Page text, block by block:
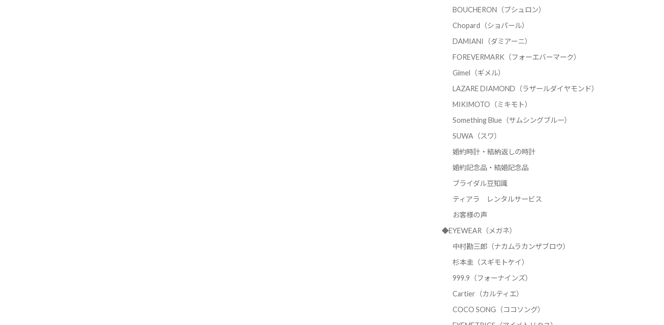
BOUCHERON（ブシュロン）
Chopard（ショパール）
DAMIANI（ダミアーニ）
FOREVERMARK（フォーエバーマーク）
Gimel（ギメル）
LAZARE DIAMOND（ラザールダイヤモンド）
MIKIMOTO（ミキモト）
Something Blue（サムシングブルー）
SUWA（スワ）
婚約時計・結納返しの時計
婚約記念品・結婚記念品
ブライダル豆知識
ティアラ レンタルサービス
お客様の声
◆EYEWEAR（メガネ）
中村勘三郎（ナカムラカンザブロウ）
杉本圭（スギモトケイ）
999.9（フォーナインズ）
Cartier（カルティエ）
COCO SONG（ココソング）